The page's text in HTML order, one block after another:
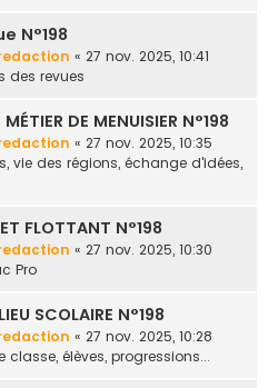
N°198
« 27 nov. 2025, 10:41
des revues
MÉTIER DE MENUISIER N°198
« 27 nov. 2025, 10:35
vie des régions, échange d'idées,
FLOTTANT N°198
« 27 nov. 2025, 10:30
Pro
SCOLAIRE N°198
« 27 nov. 2025, 10:28
classe, élèves, progressions...